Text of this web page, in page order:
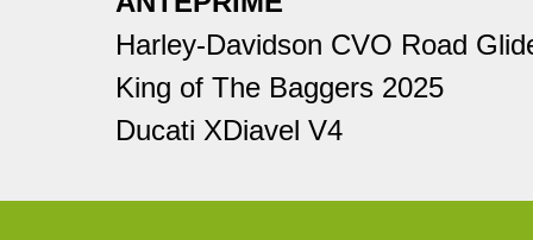
Harley-Davidson CVO Road
King of The Baggers 2025
Ducati XDiavel V4